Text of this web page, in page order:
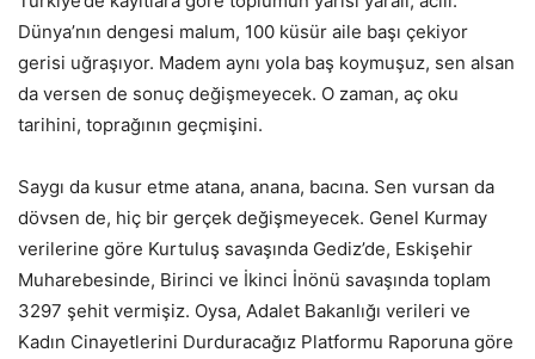
Dünya’nın dengesi malum, 100 küsür aile başı çekiyor
gerisi uğraşıyor. Madem aynı yola baş koymuşuz, sen alsan
da versen de sonuç değişmeyecek. O zaman, aç oku
tarihini, toprağının geçmişini.
Saygı da kusur etme atana, anana, bacına. Sen vursan da
dövsen de, hiç bir gerçek değişmeyecek. Genel Kurmay
verilerine göre Kurtuluş savaşında Gediz’de, Eskişehir
Muharebesinde, Birinci ve İkinci İnönü savaşında toplam
3297 şehit vermişiz. Oysa, Adalet Bakanlığı verileri ve
Kadın Cinayetlerini Durduracağız Platformu Raporuna göre